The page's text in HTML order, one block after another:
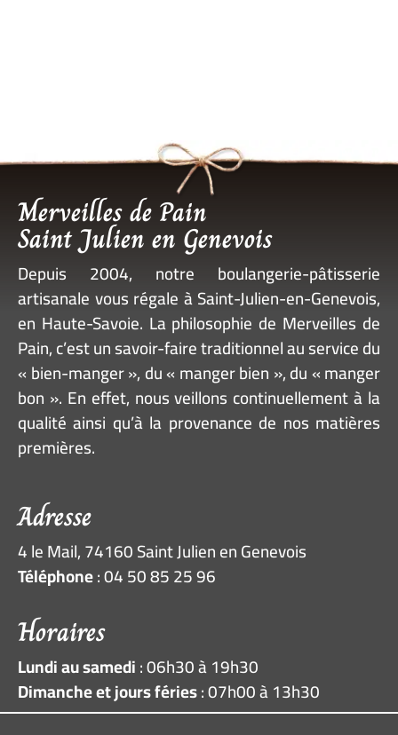
Merveilles de Pain
Saint Julien en Genevois
Depuis 2004, notre boulangerie-pâtisserie
artisanale vous régale à Saint-Julien-en-Genevois,
en Haute-Savoie. La philosophie de Merveilles de
Pain, c’est un savoir-faire traditionnel au service du
« bien-manger », du « manger bien », du « manger
bon ». En effet, nous veillons continuellement à la
qualité ainsi qu’à la provenance de nos matières
premières.
Adresse
4 le Mail, 74160 Saint Julien en Genevois
Téléphone: 04 50 85 25 96
Horaires
Lundi au samedi: 06h30 à 19h30
Dimanche et jours féries: 07h00 à 13h30